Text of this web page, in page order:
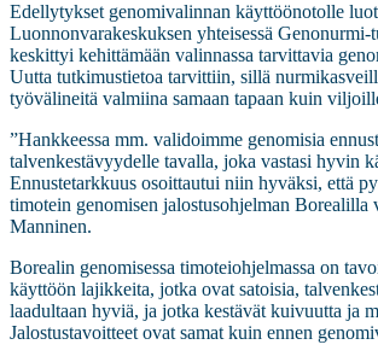
Edellytykset genomivalinnan käyttöönotolle
Luonnonvarakeskuksen yhteisessä Genonurmi-
keskittyi kehittämään valinnassa tarvittavia
Uutta tutkimustietoa tarvittiin, sillä
työvälineitä valmiina samaan tapaan kuin
”Hankkeessa mm. validoimme genomisia
talvenkestävyydelle tavalla, joka vastasi hyvin
Ennustetarkkuus osoittautui niin hyväksi, että
timotein genomisen jalostusohjelman Borealilla
Manninen.
Borealin genomisessa timoteiohjelmassa on
käyttöön lajikkeita, jotka ovat satoisia,
laadultaan hyviä, ja jotka kestävät kuivuutta ja
Jalostustavoitteet ovat samat kuin ennen